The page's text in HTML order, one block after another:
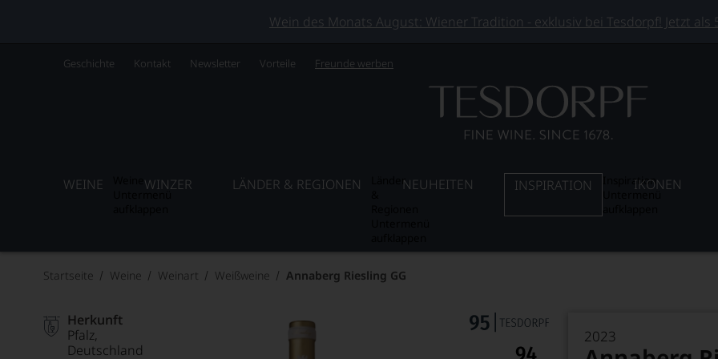
Wein des Monats August: Wiener Tradition - exklusiv bei Tesdorpf! Jetzt als
Geschichte Kontakt Newsletter Vorteile Freunde werben
WEINE WINZER LÄNDER & REGIONEN
LänderNEUHEITEN INSPIRATION
InspirationIKONEN
Startseite Weine Weinart Weißweine Annaberg Riesling GG
Herkunft
Pfalz
Deutschland
2023